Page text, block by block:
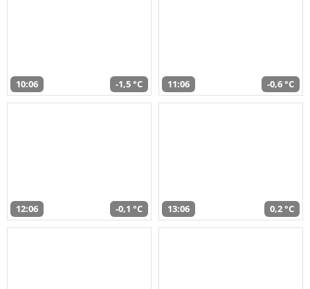
10:06 -1,5 °C 11:06 -0,6 °C
12:06 -0,1 °C 13:06 0,2 °C